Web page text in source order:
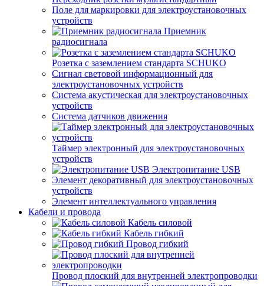
Поле для маркировки для электроустановочных
устройств
Приемник
радиосигнала
Розетка с заземлением стандарта SCHUKO
Сигнал световой информационный для
электроустановочных устройств
Система акустическая для электроустановочных
устройств
Система датчиков движения
Таймер электронный для электроустановочных
устройств
Электропитание USB
Элемент декоративный для электроустановочных
устройств
Элемент интеллектуального управления
Кабели и провода
Кабель силовой
Кабель гибкий
Провод гибкий
Провод плоский для внутренней электропроводки